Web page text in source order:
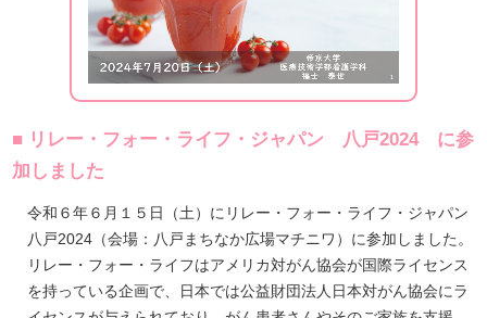
■ リレー・フォー・ライフ・ジャパン 八戸2024 に参
加しました
令和６年６月１５日（土）にリレー・フォー・ライフ・ジャパン
八戸2024（会場：八戸まちなか広場マチニワ）に参加しました。
リレー・フォー・ライフはアメリカ対がん協会が国際ライセンス
を持っている企画で、⽇本では公益財団法人⽇本対がん協会にラ